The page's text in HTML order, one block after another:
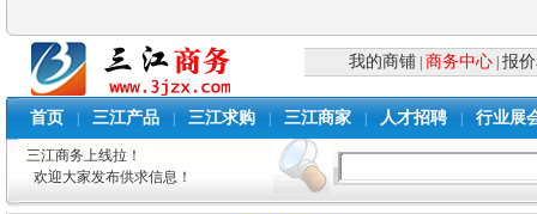
我的商铺 商务中心 |报
首页 三江产品 三江求购 三江商家 人才招聘 行业展
三江商务上线拉！
欢迎大家发布供求信息！